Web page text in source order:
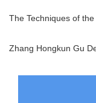
The Techniques of
Zhang Hongkun Gu